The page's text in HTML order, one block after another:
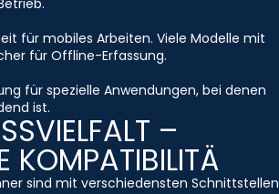
für mobiles Arbeiten. Viele Modelle mit
für Offline-Erfassung.
für spezielle Anwendungen, bei denen
ist.
–
KOMPATIBILITÄ
sind mit verschiedensten Schnittstellen